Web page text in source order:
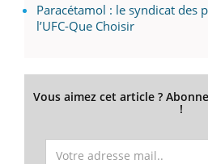
Paracétamol : le syndicat des
l’UFC-Que Choisir
Vous aimez cet article ?
!